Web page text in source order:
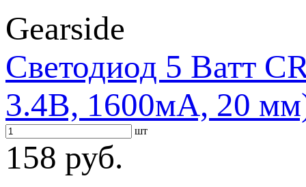
Gearside
Светодиод 5 Ватт
3.4В, 1600мА, 20
шт
158 руб.